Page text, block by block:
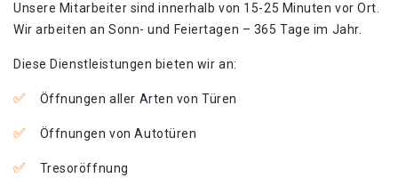
Unsere Mitarbeiter sind innerhalb von 15-25 Minuten vor Ort.
Wir arbeiten an Sonn- und Feiertagen – 365 Tage im Jahr.
Diese Dienstleistungen bieten wir an:
Öffnungen aller Arten von Türen
Öffnungen von Autotüren
Tresoröffnung